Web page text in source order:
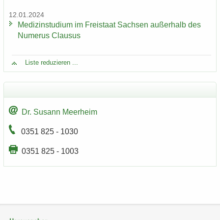
12.01.2024
Me­di­zin­stu­di­um im Frei­staat Sach­sen au­ßer­halb des
Nu­me­rus Clau­sus
Liste re­du­zie­ren ...
Dr. Su­sann Meer­heim
0351 825 - 1030
0351 825 - 1003